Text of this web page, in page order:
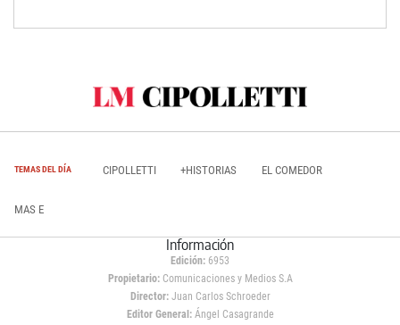
TEMAS DEL DÍA CIPOLLETTI +HISTORIAS EL COMEDOR
MAS E
Información
Edición: 6953
Propietario:Comunicaciones y Medios S.A
Director: Juan Carlos Schroeder
Editor General:Ángel Casagrande